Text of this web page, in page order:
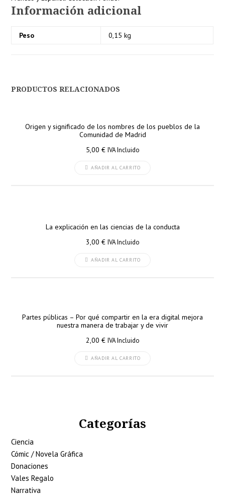
Información adicional
Peso 0,15 kg
PRODUCTOS RELACIONADOS
Origen y significado de los nombres de los pueblos de la
Comunidad de Madrid
5,00 € IVA Incluido
AÑADIR AL CARRITO
La explicación en las ciencias de la conducta
3,00 € IVA Incluido
AÑADIR AL CARRITO
Partes públicas – Por qué compartir en la era digital mejora
nuestra manera de trabajar y de vivir
2,00 € IVA Incluido
AÑADIR AL CARRITO
Categorías
Ciencia
Cómic / Novela Gráfica
Donaciones
Vales Regalo
Narrativa